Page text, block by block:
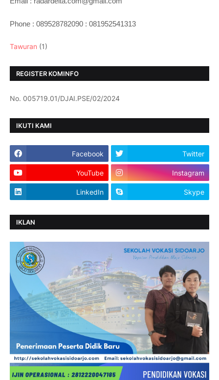
Phone : 089528782090 : 081952541313
Tawuran (1)
REGISTER KOMINFO
No. 005719.01/DJAI.PSE/02/2024
IKUTI KAMI
Facebook Twitter
YouTube Instagram
LinkedIn Skype
IKLAN